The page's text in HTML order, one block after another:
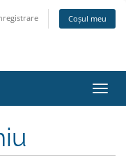
Coșul meu